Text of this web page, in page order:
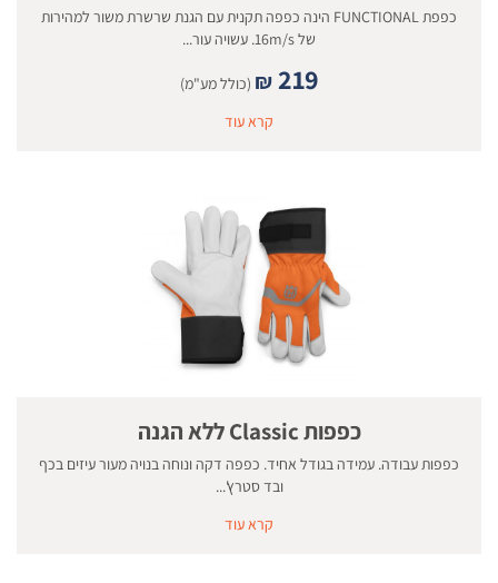
כפפת FUNCTIONAL הינה כפפה תקנית עם הגנת שרשרת משור למהירות
של 16m/s. עשויה עור...
₪ 219
(כולל מע"מ)
קרא עוד
כפפות Classic ללא הגנה
כפפות עבודה. עמידה בגודל אחיד. כפפה דקה ונוחה בנויה מעור עיזים בכף
ובד סטרץ'...
קרא עוד